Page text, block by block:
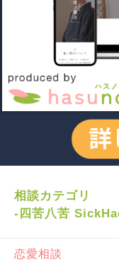
相談カテゴリ
-四苦八苦
恋愛相談